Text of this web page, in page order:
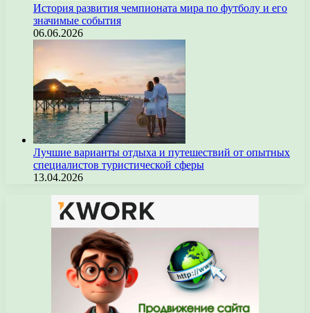
История развития чемпионата мира по футболу и его
значимые события
06.06.2026
Лучшие варианты отдыха и путешествий от опытных
специалистов туристической сферы
13.04.2026